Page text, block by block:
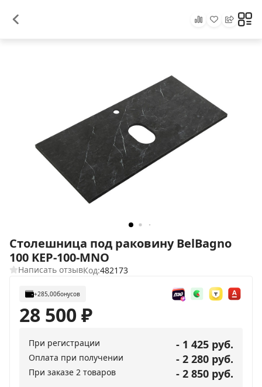
Столешница под раковину BelBagno
100 KEP-100-MNO
Написать отзывКод:482173
+285,00бонусов
28 500₽
При регистрации - 1 425 руб.
Оплата при получении - 2 280 руб.
При заказе 2 товаров - 2 850 руб.